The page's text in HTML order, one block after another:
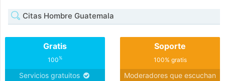
Citas Hombre Guatemala
Gratis
100%
Servicios gratuitos
Soporte
100% gratis
Moderadores que escuchan